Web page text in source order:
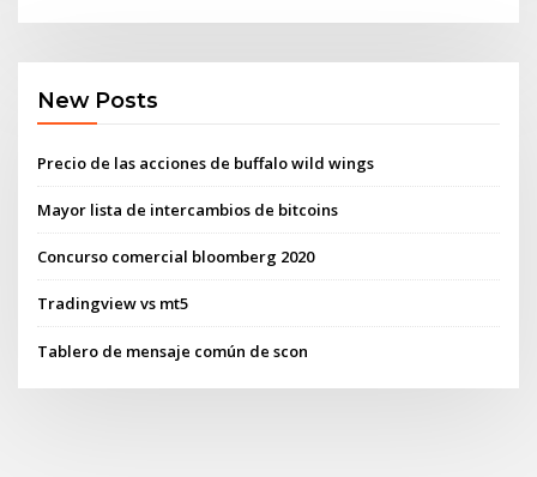
New Posts
Precio de las acciones de buffalo wild wings
Mayor lista de intercambios de bitcoins
Concurso comercial bloomberg 2020
Tradingview vs mt5
Tablero de mensaje común de scon